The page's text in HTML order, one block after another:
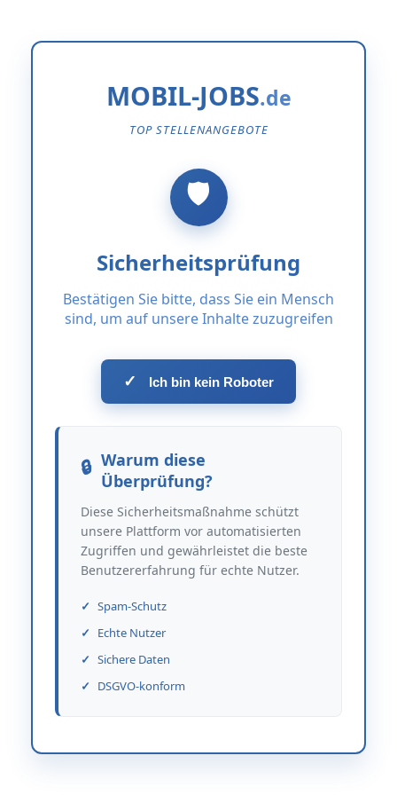
MOBIL-JOBS
TOP STELLENANGEBOTE
Sicherheitsprüfung
Bestätigen Sie bitte, dass Sie ein Mensch
sind, um auf unsere Inhalte zuzugreifen
✓ Ich bin kein Roboter
Warum diese
Überprüfung?
Diese Sicherheitsmaßnahme schützt
unsere Plattform vor automatisierten
Zugriffen und gewährleistet die beste
Benutzererfahrung für echte Nutzer.
Spam-Schutz
Echte Nutzer
Sichere Daten
DSGVO-konform